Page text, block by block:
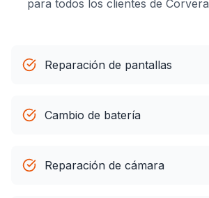
para todos los clientes de Corvera
Reparación de pantallas
Cambio de batería
Reparación de cámara